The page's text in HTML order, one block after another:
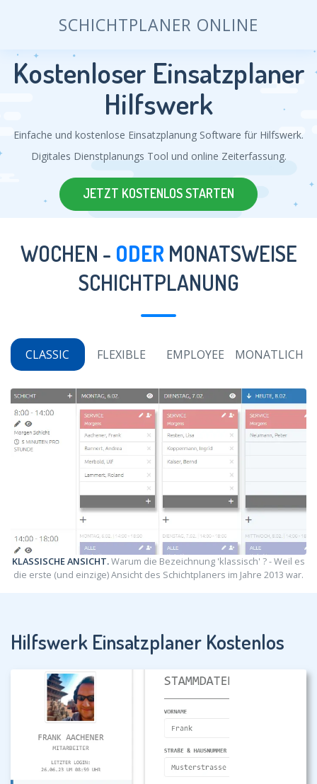
SCHICHTPLANER ONLINE
Kostenloser Einsatzplaner
Hilfswerk
Einfache und kostenlose Einsatzplanung Software für Hilfswerk.
Digitales Dienstplanungs Tool und online Zeiterfassung.
JETZT KOSTENLOS STARTEN
WOCHEN - ODER MONATSWEISE
SCHICHTPLANUNG
CLASSIC FLEXIBLE EMPLOYEE MONATLICH
KLASSISCHE ANSICHT.Warum die Bezeichnung 'klassisch' ? - Weil es
die erste (und einzige) Ansicht des Schichtplaners im Jahre 2013 war.
Hilfswerk Einsatzplaner Kostenlos